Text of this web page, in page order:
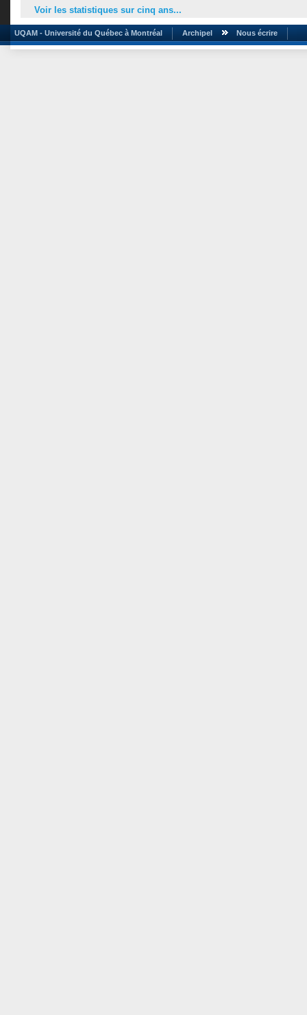
Voir les statistiques sur cinq ans...
UQAM - Université du Québec à Montréal Archipel Nous écrire